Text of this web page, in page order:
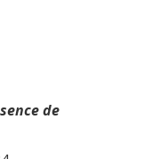
de